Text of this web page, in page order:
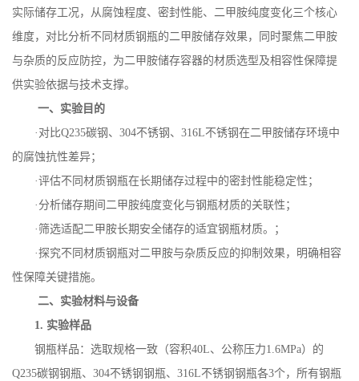
实际储存工况，从腐蚀程度、密封性能、二甲胺纯度变化三个核心
维度，对比分析不同材质钢瓶的二甲胺储存效果，同时聚焦二甲胺
与杂质的反应防控，为二甲胺储存容器的材质选型及相容性保障提
供实验依据与技术支撑。
一、实验目的
·对比Q235碳钢、 304不锈钢、 316L不锈钢在二甲胺储存环境中
的腐蚀抗性差异；
·评估不同材质钢瓶在长期储存过程中的密封性能稳定性；
·分析储存期间二甲胺纯度变化与钢瓶材质的关联性；
·筛选适配二甲胺长期安全储存的适宜钢瓶材质。；
·探究不同材质钢瓶对二甲胺与杂质反应的抑制效果，明确相容
性保障关键措施。
二、实验材料与设备
1. 实验样品
钢瓶样品：选取规格一致（容积40L、公称压力1.6MPa）的
Q235碳钢钢瓶、 304不锈钢钢瓶、 316L不锈钢钢瓶各3个，所有钢瓶